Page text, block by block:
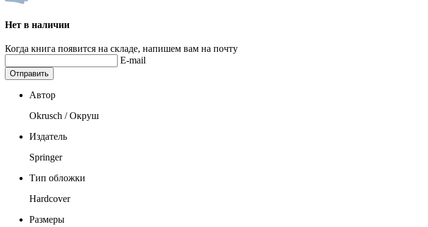
Нет в наличии
Когда книга появится на складе, напишем вам на почту
E-mail
Отправить
Автор
Okrusch / Окруш
Издатель
Springer
Тип обложки
Hardcover
Размеры